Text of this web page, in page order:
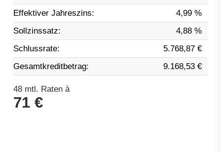
Effektiver Jahreszins:
4,99 %
Sollzinssatz:
4,88 %
Schlussrate:
5.768,87 €
Gesamtkreditbetrag:
9.168,53 €
48mtl. Raten à
71 €